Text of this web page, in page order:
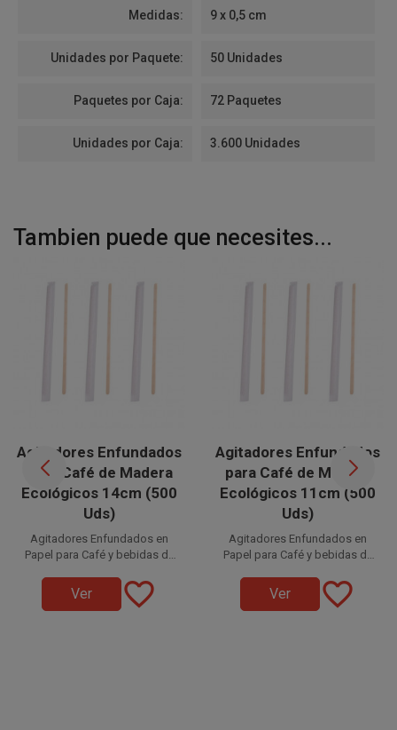
Medidas: 9 x 0,5 cm
Unidades por Paquete: 50 Unidades
Paquetes por Caja: 72 Paquetes
Unidades por Caja: 3.600 Unidades
Tambien puede que necesites...
Agitadores Enfundados
para Café de Madera
Ecológicos 14cm (500
Uds)
Agitadores Enfundados en
Papel para Café y bebidas de
la mejor
elección ecológica para
Ver favorite_border
Agitadores Enfundados
para Café de Madera
Ecológicos 11cm (500
Uds)
Agitadores Enfundados en
Papel para Café y bebidas de
la mejor
elección ecológica para
Ver favorite_border